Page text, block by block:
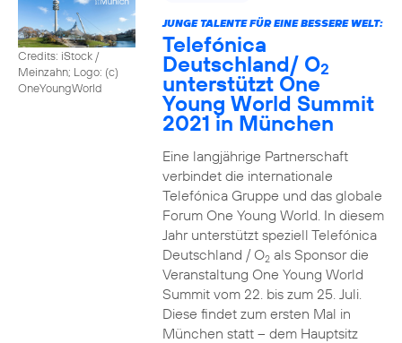
Credits: iStock /
Meinzahn; Logo: (c)
OneYoungWorld
JUNGE TALENTE FÜR EINE BESSERE WELT:
Telefónica
Deutschland/ O2
unterstützt One
Young World Summit
2021 in München
Eine langjährige Partnerschaft
verbindet die internationale
Telefónica Gruppe und das globale
Forum One Young World. In diesem
Jahr unterstützt speziell Telefónica
Deutschland / O2als Sponsor die
Veranstaltung One Young World
Summit vom 22. bis zum 25. Juli.
Diese findet zum ersten Mal in
München statt – dem Hauptsitz